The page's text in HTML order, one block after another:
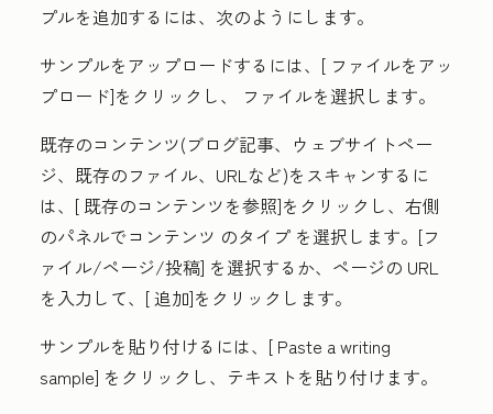
プルを追加するには、次のようにします。
サンプルをアップロードするには、[ ファイルをアッ
プロード]をクリックし、 ファイルを選択します。
既存のコンテンツ(ブログ記事、ウェブサイトペー
ジ、既存のファイル、URLなど)をスキャンするに
は、[ 既存のコンテンツを参照]をクリックし、右側
のパネルでコンテンツ のタイプ を選択します。 [フ
ァイル/ページ/投稿] を選択するか、ページの URL
を入力して、[追加]をクリックします。
サンプルを貼り付けるには、[ Paste a writing
sample] をクリックし、テキストを貼り付けます。